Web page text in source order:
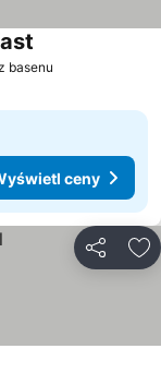
basenu
ceny